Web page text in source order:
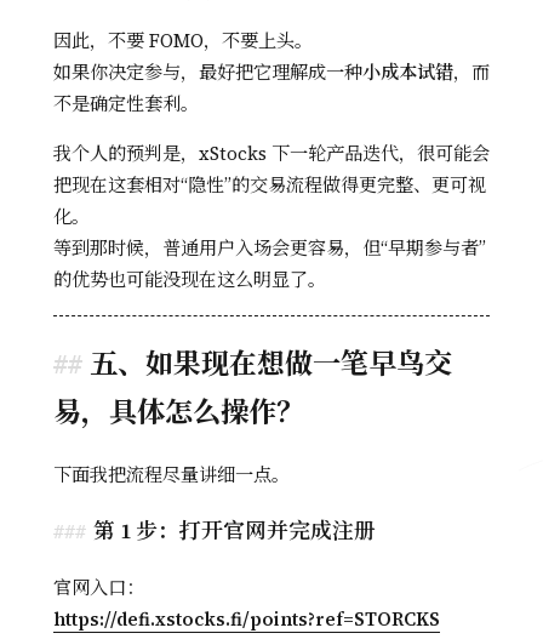
因此，不要 FOMO，不要上头。
如果你决定参与，最好把它理解成一种小成本试错，而
不是确定性套利。
我个人的预判是，xStocks 下一轮产品迭代，很可能会
把现在这套相对“隐性”的交易流程做得更完整、更可视
化。
等到那时候，普通用户入场会更容易，但“早期参与者”
的优势也可能没现在这么明显了。
五、如果现在想做一笔早鸟交
易，具体怎么操作？
下面我把流程尽量讲细一点。
第 1 步：打开官网并完成注册
官网入口：
https://defi.xstocks.fi/points?ref=STORCKS